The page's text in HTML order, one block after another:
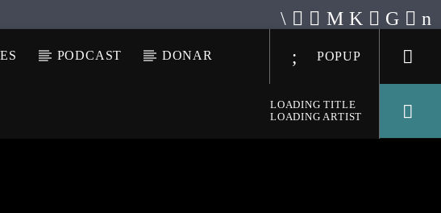
PODCAST DONAR POPUP
LOADING TITLE
LOADING ARTIST